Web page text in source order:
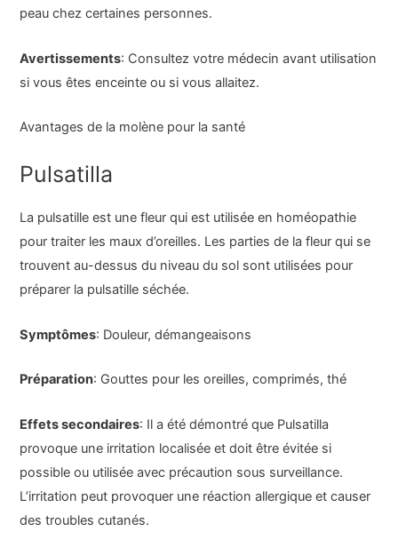
peau chez certaines personnes.
Avertissements: Consultez votre médecin avant utilisation
si vous êtes enceinte ou si vous allaitez.
Avantages de la molène pour la santé
Pulsatilla
La pulsatille est une fleur qui est utilisée en homéopathie
pour traiter les maux d’oreilles. Les parties de la fleur qui se
trouvent au-dessus du niveau du sol sont utilisées pour
préparer la pulsatille séchée.
Symptômes: Douleur, démangeaisons
Préparation: Gouttes pour les oreilles, comprimés, thé
Effets secondaires: Il a été démontré que Pulsatilla
provoque une irritation localisée et doit être évitée si
possible ou utilisée avec précaution sous surveillance.
L’irritation peut provoquer une réaction allergique et causer
des troubles cutanés.